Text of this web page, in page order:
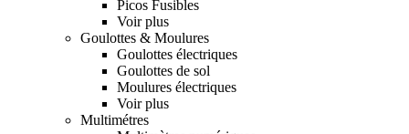
Picos Fusibles
Voir plus
Goulottes & Moulures
Goulottes électriques
Goulottes de sol
Moulures électriques
Voir plus
Multimétres